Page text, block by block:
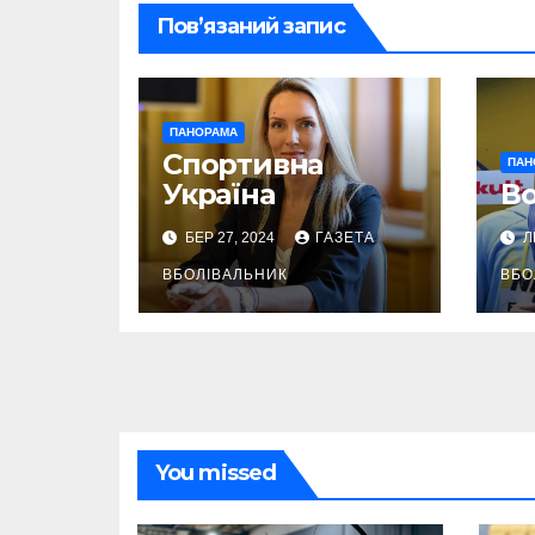
Пов’язаний запис
ПАНОРАМА
Спортивна
Україна
БЕР 27, 2024 ГАЗЕТА
ВБОЛІВАЛЬНИК
You missed